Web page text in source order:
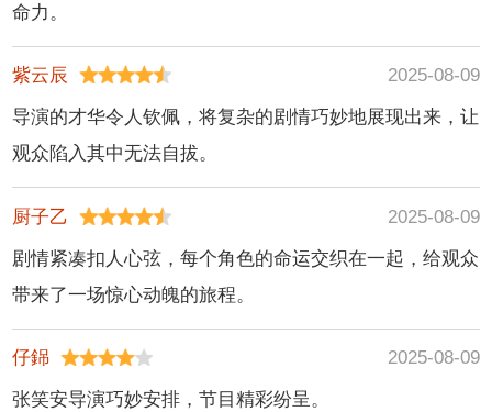
命力。
紫云辰
2025-08-09
导演的才华令人钦佩，将复杂的剧情巧妙地展现出来，让
观众陷入其中无法自拔。
厨子乙
2025-08-09
剧情紧凑扣人心弦，每个角色的命运交织在一起，给观众
带来了一场惊心动魄的旅程。
仔銱
2025-08-09
张笑安导演巧妙安排，节目精彩纷呈。